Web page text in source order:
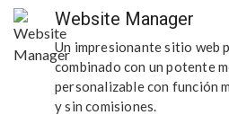
Website Manager
Un impresionante sitio web
combinado con un potente
personalizable con función
y sin comisiones.